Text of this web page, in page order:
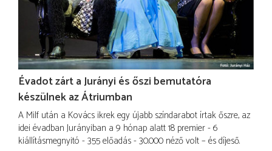
Évadot zárt a Jurányi és őszi bemutatóra
készülnek az Átriumban
A Milf után a Kovács ikrek egy újabb színdarabot írtak őszre, az
idei évadban Jurányiban a 9 hónap alatt 18 premier - 6
kiállításmegnyitó - 355 előadás - 30.000 néző volt – és díjeső.